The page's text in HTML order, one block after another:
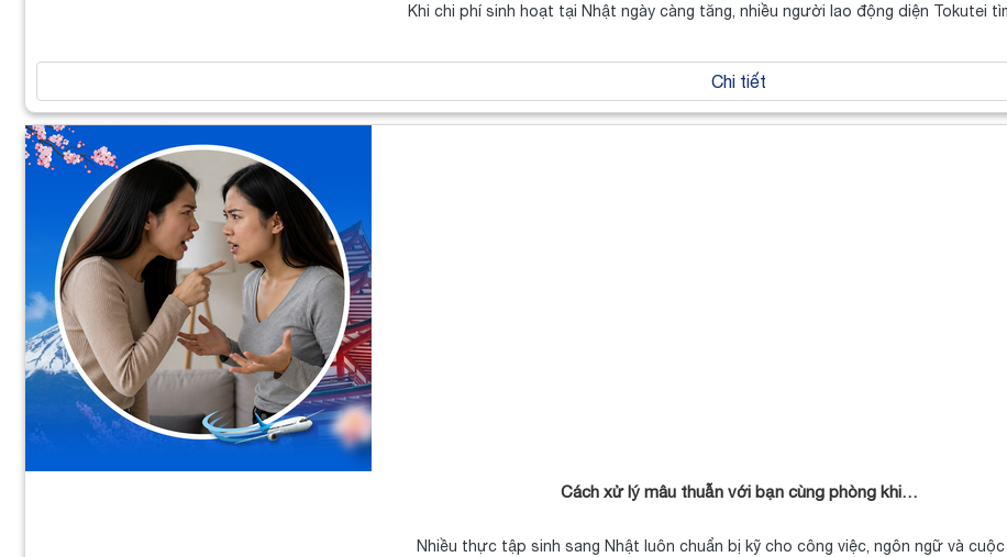
Khi chi phí sinh hoạt tại Nhật ngày càng tăng, nhiều người lao động diện Tokutei
Chi tiết
Cách xử lý mâu thuẫn với bạn cùng phòng khi…
Nhiều thực tập sinh sang Nhật luôn chuẩn bị kỹ cho công việc, ngôn ngữ và